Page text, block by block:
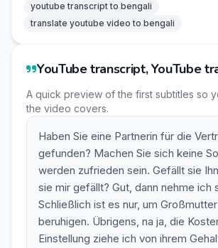
youtube transcript to bengali
translate youtube video to bengali
YouTube transcript, YouTube
A quick preview of the first subtitles so
the video covers.
Haben Sie eine Partnerin für die
gefunden? Machen Sie sich keine
werden zufrieden sein. Gefällt sie
sie mir gefällt? Gut, dann nehme ich
Schließlich ist es nur, um
beruhigen. Übrigens, na ja, die
Einstellung ziehe ich von ihrem